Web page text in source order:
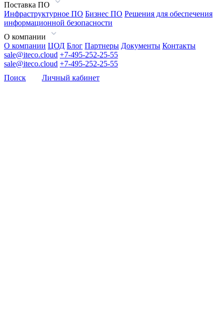
Поставка ПО
Инфраструктурное ПО Бизнес ПО Решения для обеспечения
информационной безопасности
О компании
О компании ЦОД Блог Партнеры Документы Контакты
sale@iteco.cloud +7-495-252-25-55
sale@iteco.cloud +7-495-252-25-55
Поиск
Личный кабинет